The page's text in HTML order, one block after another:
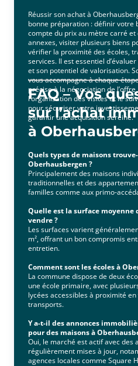
Réussir son achat à
bonne préparation : définir votre
compte du prix au mètre carré et
annexes, visiter plusieurs biens
vérifier la proximité des écoles,
services. Il est essentiel
et son potentiel de valorisation.
vous accompagne à chaque
précise à la négociation de
l’organisation des visites et le
pour sécuriser votre
garantir une acquisition sereine.
FAQ – Vos
sur l’achat
à
Quels types de maisons
Oberhausbergen ?
Principalement des maisons
traditionnelles et des
familles comme aux primo-
Quelle est la surface moyenne
vendre ?
Les surfaces varient
m², offrant un bon compromis
entretien.
Comment sont les écoles à
La commune dispose de deux
une école primaire, avec
lycées accessibles à proximité
transports.
Y a-t-il des annonces
pour des maisons à
Oui, le marché est actif avec des
régulièrement mises à jour,
agences locales comme Square